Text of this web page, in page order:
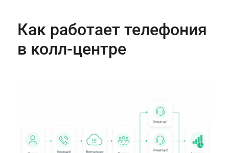
Как работает телефония
в колл-центре